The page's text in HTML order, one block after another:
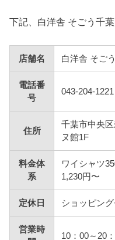
下記、白洋舎 そごう千
店舗名 白洋舎 そご
電話番
号
043-204-1221
住所
千葉市中央
ヌ館1F
料金体
系
ワイシャツ
1,230円〜
定休日 ショッピン
営業時
10：00～20